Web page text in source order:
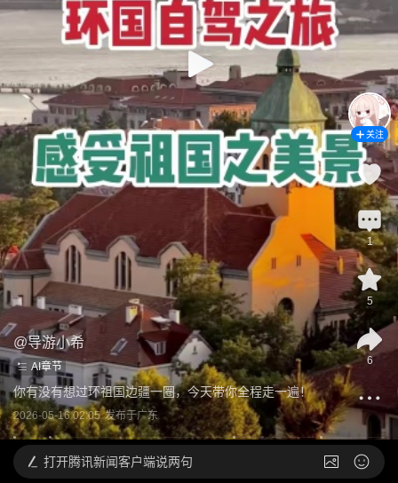
@导游小希
AI章节
你有没有想过环祖国边疆一圈，今天带你全程走一遍！
2026-05-16 02:05 发布于广东
关注
1
5
6
打开腾讯新闻客户端说两句